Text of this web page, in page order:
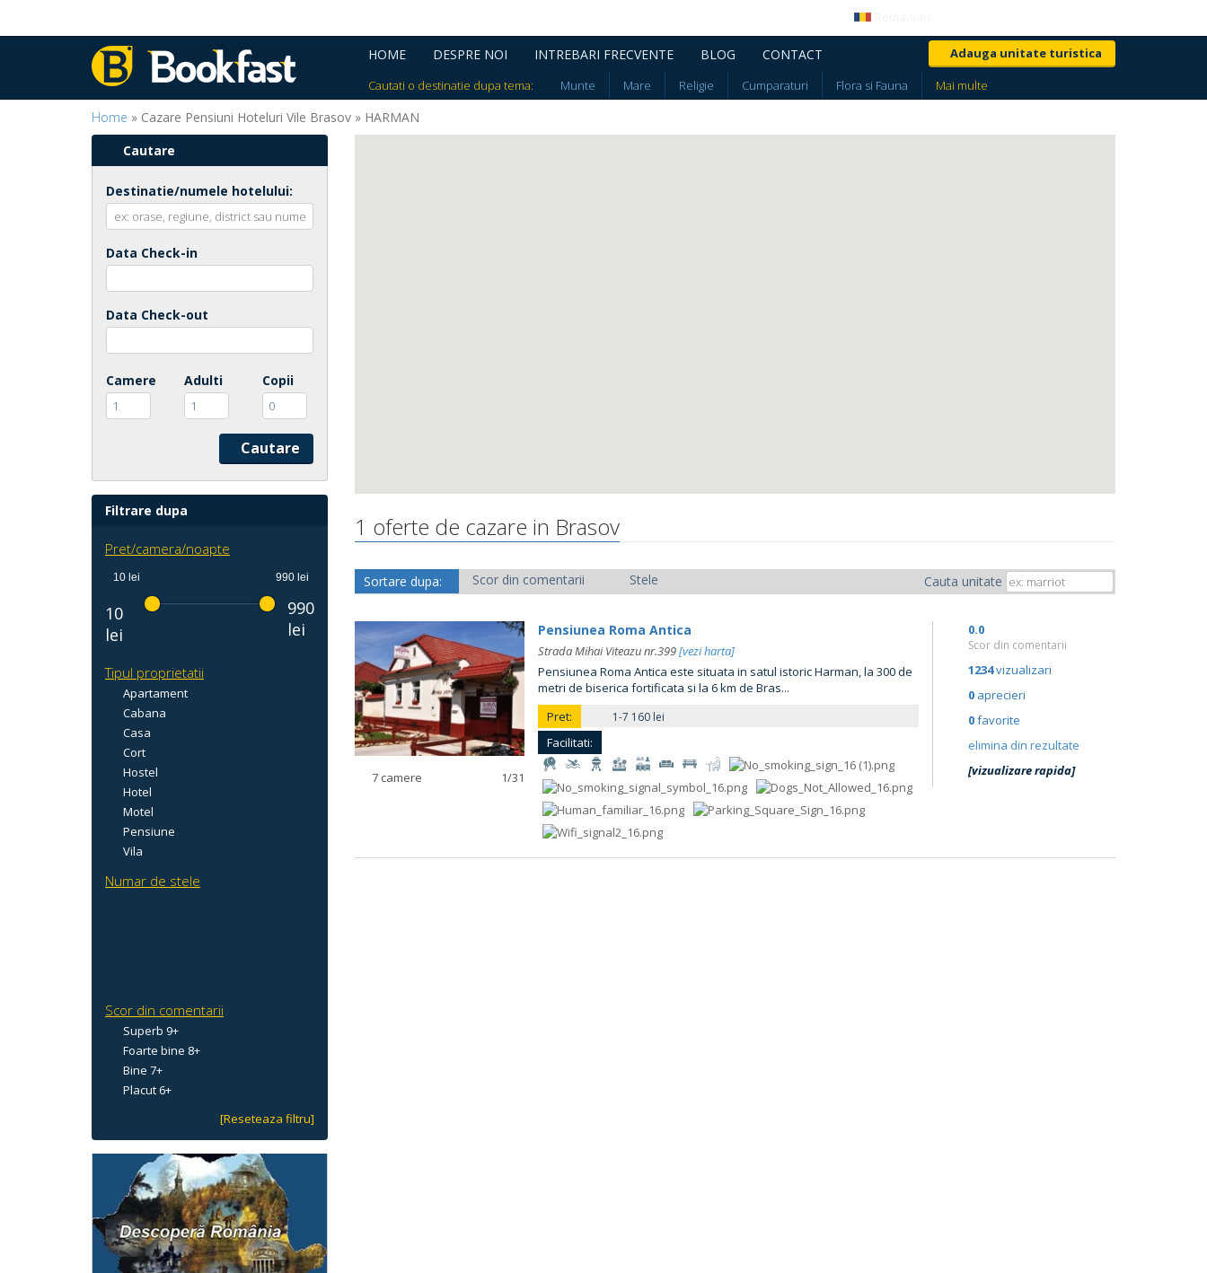
HOME DESPRE NOI INTREBARI FRECVENTE BLOG CONTACT
Adauga unitate turistica
Cautati o destinatie dupa tema:
Munte Mare Religie Cumparaturi Flora si Fauna Mai multe
Home » Cazare Pensiuni Hoteluri Vile Brasov » HARMAN
Cautare
Destinatie/numele hotelului:
Data Check-in
Data Check-out
Camere
1
Adulti
1
Copii
0
Filtrare dupa
Pret/camera/noapte
10
lei
10 lei 990 lei
990
lei
Tipul proprietatii
Apartament
Cabana
Casa
Cort
Hostel
Hotel
Motel
Pensiune
Vila
Numar de stele
Scor din comentarii
Superb 9+
Foarte bine 8+
Bine 7+
Placut 6+
[Reseteaza filtru]
1 oferte de cazare in Brasov
Sortare dupa: Scor din comentarii Stele Cauta unitate
7 camere 1/31
Pensiunea Roma Antica
Strada Mihai Viteazu nr.399[vezi harta]
Pensiunea Roma Antica este situata in satul istoric Harman, la 300 de
metri de biserica fortificata si la 6 km de Bras...
Pret:
1-7 160 lei
Facilitati:
0.0
Scor din comentarii
1234vizualizari
0aprecieri
0favorite
elimina din rezultate
[vizualizare rapida]